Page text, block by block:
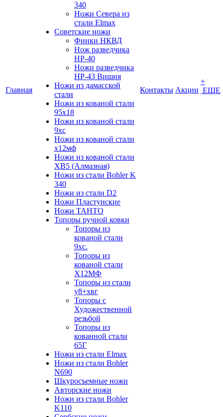
Главная
340
Ножи Севера из
стали Elmax
Советские ножи
Финки НКВД
Нож разведчика
НР-40
Ножи разведчика
НР-43 Вишня
Ножи из дамасской
стали
Ножи из кованой стали
95х18
Ножи из кованой стали
9хс
Ножи из кованой стали
х12мф
Ножи из кованой стали
ХВ5 (Алмазная)
Ножи из стали Bohler K
340
Ножи из стали D2
Ножи Пластунские
Ножи ТАНТО
Топоры ручной ковки
Топоры из
кованой стали
9хс.
Топоры из
кованой стали
Х12МФ
Топоры из стали
у8+хвг
Топоры с
Художественной
резьбой
Топоры из
кованной стали
65Г
Ножи из стали Elmax
Ножи из стали Bohler
N690
Шкуросъемные ножи
Авторские ножи
Ножи из стали Bohler
K110
Контакты Акции
+
ЕЩЕ